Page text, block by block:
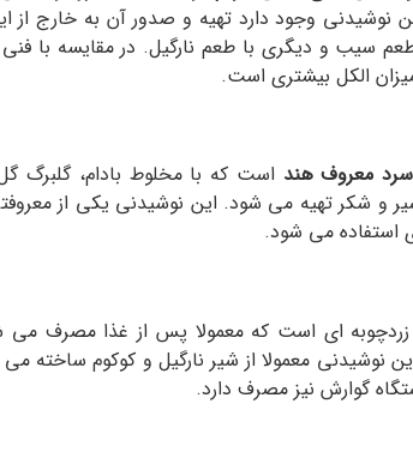
نوشیدنی وجود دارد تهیه و صدور آن به خارج
سیب و دیگری با طعم نارگیل. در مقایسه با
الکل بیشتری است.
معروف هند است که با مخلوط بادام، گلبرگ
و شکر تهیه می شود. این نوشیدنی یکی از
استفاده می شود.
ای است که معمولا پس از غذا مصرف می
نوشیدنی معمولا از شیر نارگیل و کوکوم ساخته
گوارش نیز مصرف دارد.